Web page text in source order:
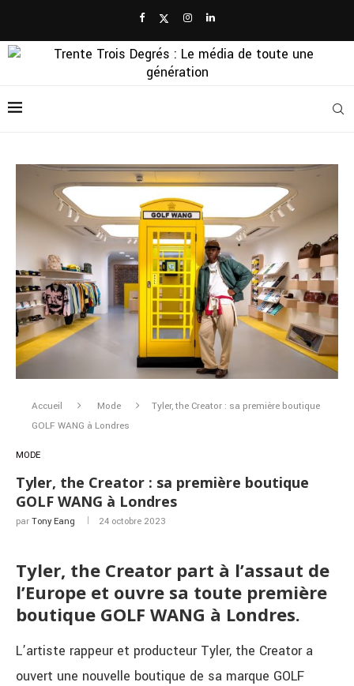
Accueil Mode
Tyler, the Creator : sa première boutique
GOLF WANG à Londres
MODE
Tyler, the Creator : sa première boutique
GOLF WANG à Londres
par Tony Eang 24 octobre 2023
Tyler, the Creator part à l’assaut de
l’Europe et ouvre sa toute première
boutique GOLF WANG à Londres.
L’artiste rappeur et producteur Tyler, the Creator a
ouvert une nouvelle boutique de sa marque GOLF